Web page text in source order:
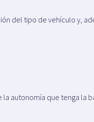
del tipo de vehículo y,
la autonomía que tenga la